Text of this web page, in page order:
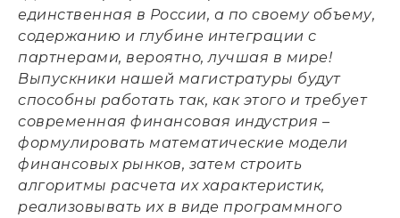
единственная в России, а по своему объему,
содержанию и глубине интеграции с
партнерами, вероятно, лучшая в мире!
Выпускники нашей магистратуры будут
способны работать так, как этого и требует
современная финансовая индустрия –
формулировать математические модели
финансовых рынков, затем строить
алгоритмы расчета их характеристик,
реализовывать их в виде программного